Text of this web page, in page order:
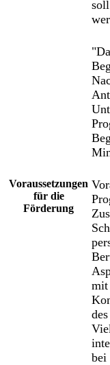
Voraussetzungen
für die
Förderung
mit
bei